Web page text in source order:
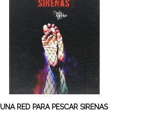
UNA RED PARA PESCAR SIRENAS